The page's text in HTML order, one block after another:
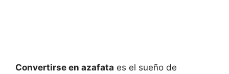
Convertirse en azafata es el sueño de